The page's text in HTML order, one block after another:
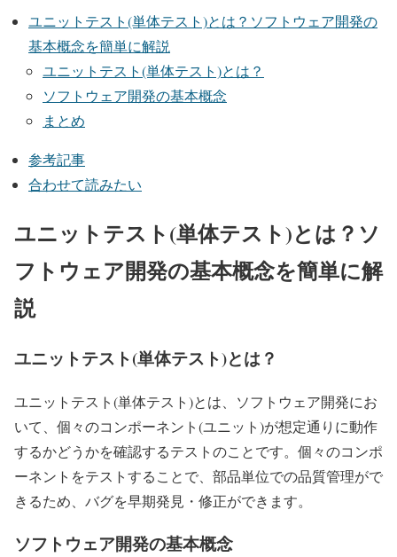
ユニットテスト(単体テスト)とは？ソフトウェア開発の
基本概念を簡単に解説
ユニットテスト(単体テスト)とは？
ソフトウェア開発の基本概念
まとめ
参考記事
合わせて読みたい
ユニットテスト(単体テスト)とは？ソ
フトウェア開発の基本概念を簡単に解
説
ユニットテスト(単体テスト)とは？
ユニットテスト(単体テスト)とは、ソフトウェア開発にお
いて、個々のコンポーネント(ユニット)が想定通りに動作
するかどうかを確認するテストのことです。個々のコンポ
ーネントをテストすることで、部品単位での品質管理がで
きるため、バグを早期発見・修正ができます。
ソフトウェア開発の基本概念